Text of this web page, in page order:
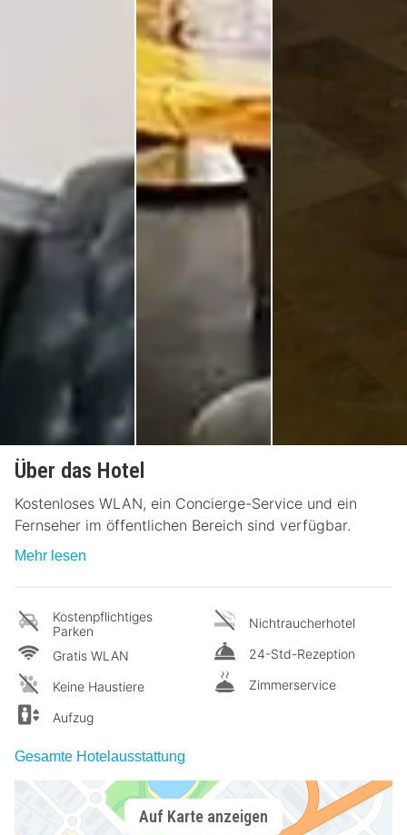
Über das Hotel
Kostenloses WLAN, ein Concierge-Service und ein
Fernseher im öffentlichen Bereich sind verfügbar.
Mehr lesen
Kostenpflichtiges
Parken
Gratis WLAN
Keine Haustiere
Aufzug
Nichtraucherhotel
24-Std-Rezeption
Zimmerservice
Gesamte Hotelausstattung
Auf Karte anzeigen